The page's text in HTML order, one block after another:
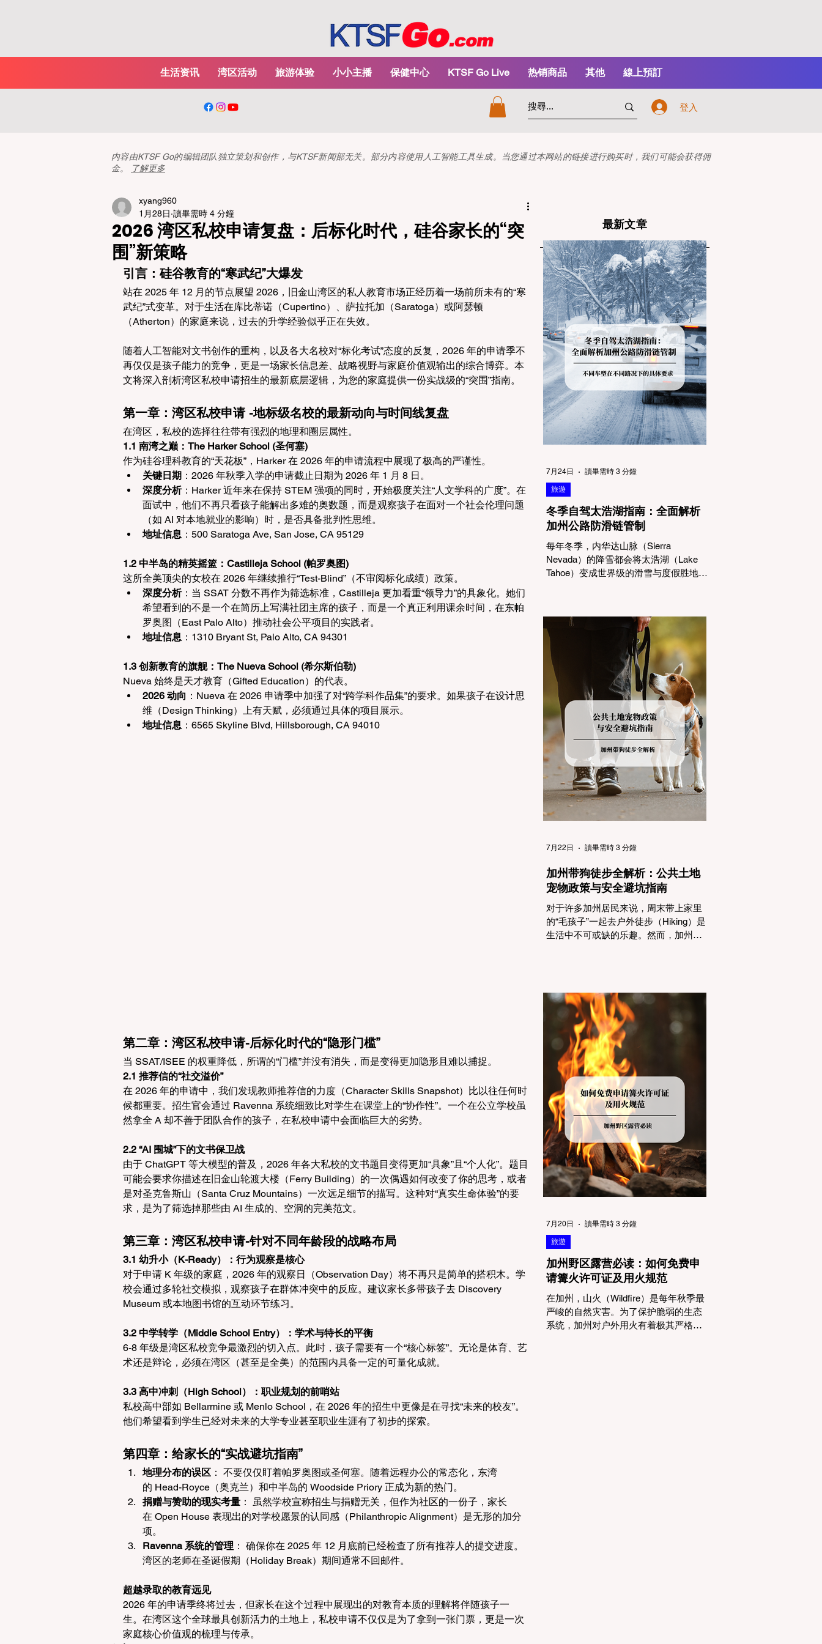
生活资讯 湾区活动 旅游体验 小小主播 保健中心 KTSF Go Live 热销商品 其他 線上預訂
登入
内容由KTSF Go的编辑团队独立策划和创作，与KTSF新闻部无关。部分内容使用人工智能工具生成。当您通过本网站的链接进行购买时，我们可能会获得佣
金。
了解更多
2026 湾区私校申请复盘：后标化时代，硅谷家长的“突
围”新策略
xyang960
1月28日 讀畢需時 4 分鐘
引言：硅谷教育的“寒武纪”大爆发
站在 2025 年 12 月的节点展望 2026，旧金山湾区的私人教育市场正经历着一场前所未有的“寒
武纪”式变革。对于生活在库比蒂诺（Cupertino）、萨拉托加（Saratoga）或阿瑟顿
（Atherton）的家庭来说，过去的升学经验似乎正在失效。
随着人工智能对文书创作的重构，以及各大名校对“标化考试”态度的反复，2026 年的申请季不
再仅仅是孩子能力的竞争，更是一场家长信息差、战略视野与家庭价值观输出的综合博弈。本
文将深入剖析湾区私校申请招生的最新底层逻辑，为您的家庭提供一份实战级的“突围”指南。
第一章：湾区私校申请 -地标级名校的最新动向与时间线复盘
在湾区，私校的选择往往带有强烈的地理和圈层属性。
1.1 南湾之巅：The Harker School (圣何塞)
作为硅谷理科教育的“天花板”，Harker 在 2026 年的申请流程中展现了极高的严谨性。
关键日期 ：2026 年秋季入学的申请截止日期为 2026 年 1 月 8 日。
深度分析：Harker 近年来在保持 STEM 强项的同时，开始极度关注“人文学科的广度”。在
面试中，他们不再只看孩子能解出多难的奥数题，而是观察孩子在面对一个社会伦理问题
（如 AI 对本地就业的影响）时，是否具备批判性思维。
地址信息 ：500 Saratoga Ave, San Jose, CA 95129
1.2 中半岛的精英摇篮：Castilleja School (帕罗奥图)
这所全美顶尖的女校在 2026 年继续推行“Test-Blind”（不审阅标化成绩）政策。
深度分析：当 SSAT 分数不再作为筛选标准，Castilleja 更加看重“领导力”的具象化。她们
希望看到的不是一个在简历上写满社团主席的孩子，而是一个真正利用课余时间，在东帕
罗奥图（East Palo Alto）推动社会公平项目的实践者。
地址信息 ：1310 Bryant St, Palo Alto, CA 94301
1.3 创新教育的旗舰：The Nueva School (希尔斯伯勒)
Nueva 始终是天才教育（Gifted Education）的代表。
2026 动向 ：Nueva 在 2026 申请季中加强了对“跨学科作品集”的要求。如果孩子在设计思
维（Design Thinking）上有天赋，必须通过具体的项目展示。
地址信息 ：6565 Skyline Blvd, Hillsborough, CA 94010
第二章：湾区私校申请-后标化时代的“隐形门槛”
当 SSAT/ISEE 的权重降低，所谓的“门槛”并没有消失，而是变得更加隐形且难以捕捉。
2.1 推荐信的“社交溢价”
在 2026 年的申请中，我们发现教师推荐信的力度（Character Skills Snapshot）比以往任何时
候都重要。招生官会通过 Ravenna 系统细致比对学生在课堂上的“协作性”。一个在公立学校虽
然拿全 A 却不善于团队合作的孩子，在私校申请中会面临巨大的劣势。
2.2 “AI 围城”下的文书保卫战
由于 ChatGPT 等大模型的普及，2026 年各大私校的文书题目变得更加“具象”且“个人化”。题目
可能会要求你描述在旧金山轮渡大楼（Ferry Building）的一次偶遇如何改变了你的思考，或者
是对圣克鲁斯山（Santa Cruz Mountains）一次远足细节的描写。这种对“真实生命体验”的要
求，是为了筛选掉那些由 AI 生成的、空洞的完美范文。
第三章：湾区私校申请-针对不同年龄段的战略布局
3.1 幼升小（K-Ready）：行为观察是核心
对于申请 K 年级的家庭，2026 年的观察日（Observation Day）将不再只是简单的搭积木。学
校会通过多轮社交模拟，观察孩子在群体冲突中的反应。建议家长多带孩子去 Discovery
Museum 或本地图书馆的互动环节练习。
3.2 中学转学（Middle School Entry）：学术与特长的平衡
6-8 年级是湾区私校竞争最激烈的切入点。此时，孩子需要有一个“核心标签”。无论是体育、艺
术还是辩论，必须在湾区（甚至是全美）的范围内具备一定的可量化成就。
3.3 高中冲刺（High School）：职业规划的前哨站
私校高中部如 Bellarmine 或 Menlo School，在 2026 年的招生中更像是在寻找“未来的校友”。
他们希望看到学生已经对未来的大学专业甚至职业生涯有了初步的探索。
第四章：给家长的“实战避坑指南”
地理分布的误区 ： 不要仅仅盯着帕罗奥图或圣何塞。随着远程办公的常态化，东湾
的 Head-Royce（奥克兰）和中半岛的 Woodside Priory 正成为新的热门。
捐赠与赞助的现实考量 ： 虽然学校宣称招生与捐赠无关，但作为社区的一份子，家长
在 Open House 表现出的对学校愿景的认同感（Philanthropic Alignment）是无形的加分
项。
Ravenna 系统的管理 ： 确保你在 2025 年 12 月底前已经检查了所有推荐人的提交进度。
湾区的老师在圣诞假期（Holiday Break）期间通常不回邮件。
超越录取的教育远见
2026 年的申请季终将过去，但家长在这个过程中展现出的对教育本质的理解将伴随孩子一
生。在湾区这个全球最具创新活力的土地上，私校申请不仅仅是为了拿到一张门票，更是一次
家庭核心价值观的梳理与传承。
最新文章
冬季自驾太浩湖指南：全面解析
加州公路防滑链管制
每年冬季，内华达山脉（Sierra
Nevada）的降雪都会将太浩湖（Lake
Tahoe）变成世界级的滑雪与度假胜地。
交通局 (Caltrans) 严格的防滑链管制
(Chain Controls)。 不了解这些规定，不
仅可能面临高额罚单或被公路巡警
（CHP）劝返，更可能在冰雪路面上引
发严重的安全事故。本文将为您系统解
析加州的防滑链政策，帮助您明确自己
的车型在不同路况下的具体要求，并为
出行做好充足准备。 一、 核心概念：看
懂加州 R1, R2, R3 管制级别 当恶劣天气
来袭，加州交通局会在公路上启动防滑
链管制，并通过电子路牌指示当前的管
制级别。加州采用三个递进的级别（R1
至R3）来规范通行车辆： R1 管制
(Requirement 1) 规定内容： 所有车辆必
须安装防滑链。 豁免条件： 乘用车
（Light Trucks）只要配备了雪地轮胎
旅遊
7月24日 讀畢需時 3 分鐘
加州带狗徒步全解析：公共土地
宠物政策与安全避坑指南
对于许多加州居民来说，周末带上家里
的“毛孩子”一起去户外徒步（Hiking）是
生活中不可或缺的乐趣。然而，加州拥
到了步道口才绝望地看到一块大大的
"No Dogs on Trail"（步道严禁犬只） 的
指示牌，这无疑会彻底毁掉整个周末。
为了避免“带狗碰壁”，您必须在出发前清
楚地了解不同公共土地系统对宠物政
策，掌握实用的路线筛选工具，并警惕
加州特有的野外环境隐患。 一、 破除宠
物政策管辖权迷雾：狗狗到底能去哪
里？ 加州的户外区域由不同的政府机构
管理，其核心保护目标决定了宠物政策
的严格程度。我们可以将其视为一条“从
严到宽”的鄙视链： 1. 极其严格：国家公
园 (National Parks) & 州立公园 (State
Parks) 政策基调： 优先保护原始生态与
野生动物。 实际规定： 在优胜美地、红
草甸
7月22日 讀畢需時 3 分鐘
加州野区露营必读：如何免费申
请篝火许可证及用火规范
在加州，山火（Wildfire）是每年秋季最
严峻的自然灾害。为了保护脆弱的生态
系统，加州对户外用火有着极其严格的
旅遊
7月20日 讀畢需時 3 分鐘